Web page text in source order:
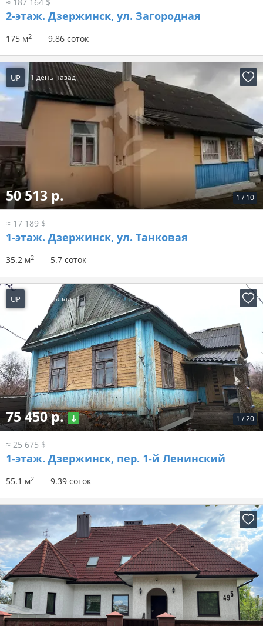
2-этаж. Дзержинск, ул. Загородная
175 м2 9.86 соток
UP 1 день назад
1 / 10
50 513 р.
≈ 17 189 $
1-этаж. Дзержинск, ул. Танковая
35.2 м2 5.7 соток
UP 2 дня назад
1 /20
75 450 р.
≈ 25 675 $
1-этаж. Дзержинск, пер. 1-й Ленинский
55.1 м2 9.39 соток